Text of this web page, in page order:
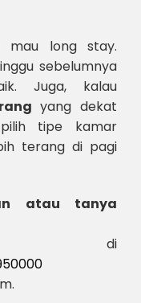
mau long stay.
sebelumnya
Juga, kalau
yang dekat
tipe kamar
terang di pagi
atau tanya
di